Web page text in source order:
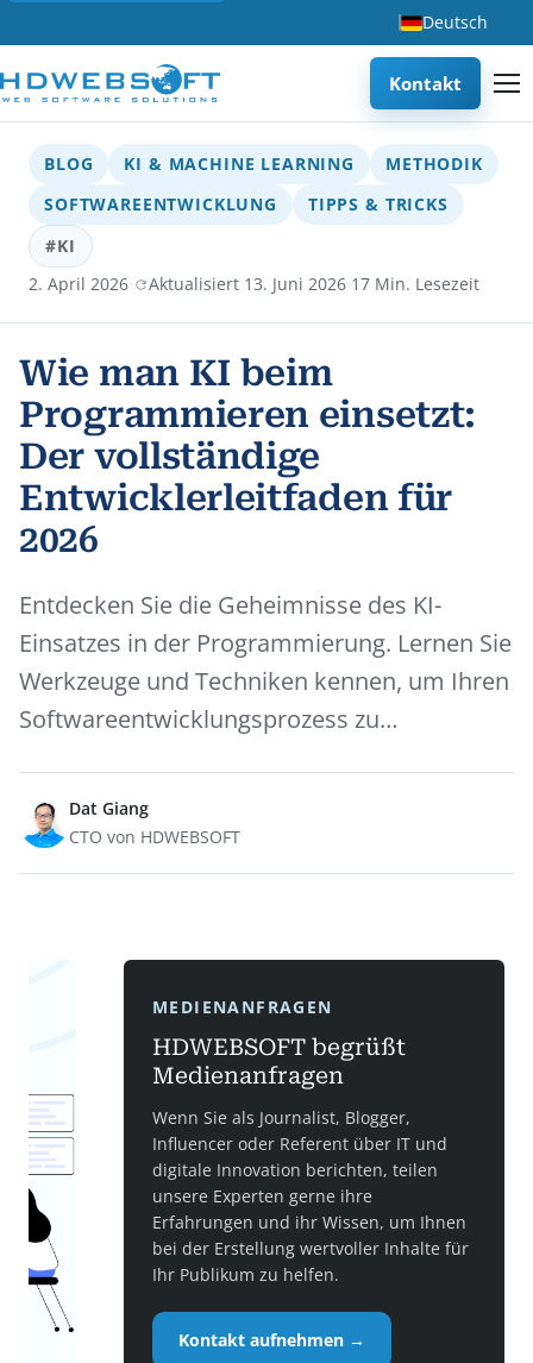
Deutsch
Kontakt
BLOG KI & MACHINE LEARNING
METHODIK
SOFTWAREENTWICKLUNG
TIPPS & TRICKS
#KI
2. April 2026· Aktualisiert 13. Juni 2026·17 Min. Lesezeit
Wie man KI beim
Programmieren einsetzt:
Der vollständige
Entwicklerleitfaden für
2026
Entdecken Sie die Geheimnisse des KI-
Einsatzes in der Programmierung. Lernen Sie
Werkzeuge und Techniken kennen, um Ihren
Softwareentwicklungsprozess zu…
Dat Giang
CTO von HDWEBSOFT
MEDIENANFRAGEN
HDWEBSOFT begrüßt
Medienanfragen
Wenn Sie als Journalist, Blogger,
Influencer oder Referent über IT und
digitale Innovation berichten, teilen
unsere Experten gerne ihre
Erfahrungen und ihr Wissen, um Ihnen
bei der Erstellung wertvoller Inhalte für
Ihr Publikum zu helfen.
Kontakt aufnehmen →